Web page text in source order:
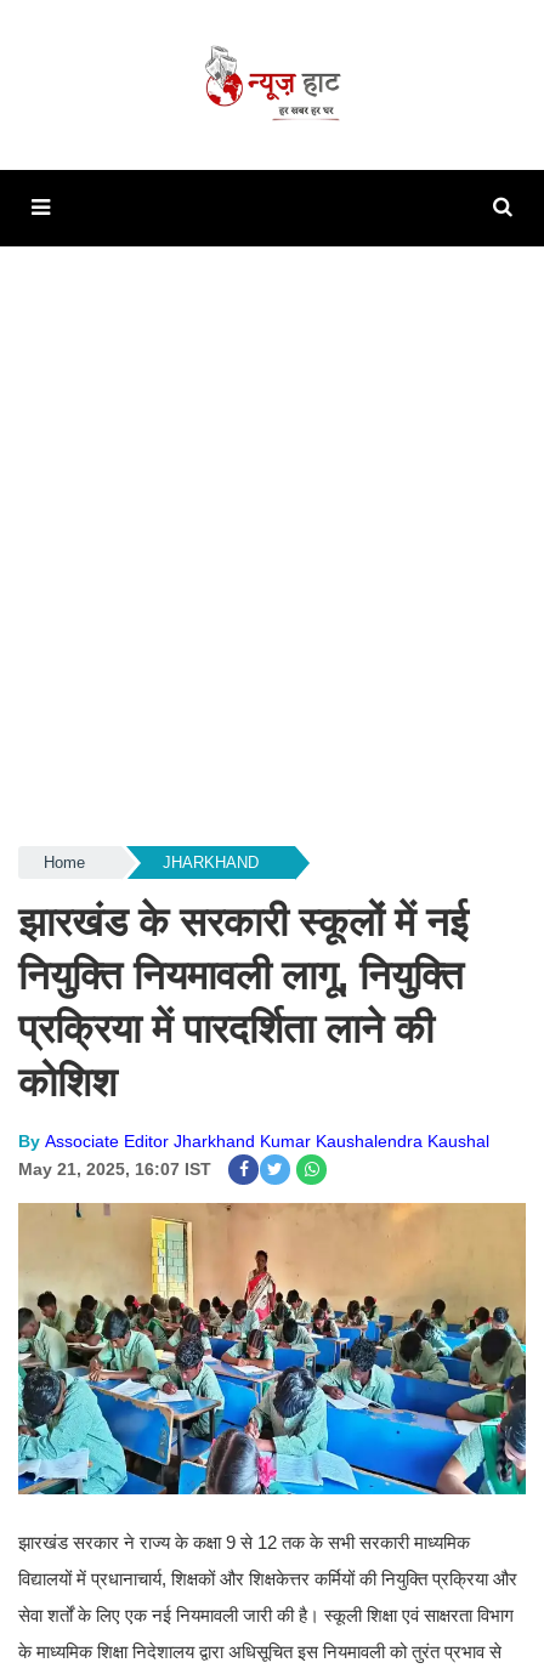
Home JHARKHAND
झारखंड के सरकारी स्कूलों में नई
नियुक्ति नियमावली लागू, नियुक्ति
प्रक्रिया में पारदर्शिता लाने की
कोशिश
By Associate Editor Jharkhand Kumar Kaushalendra Kaushal
May 21, 2025, 16:07 IST
झारखंड सरकार ने राज्य के कक्षा 9 से 12 तक के सभी सरकारी माध्यमिक
विद्यालयों में प्रधानाचार्य, शिक्षकों और शिक्षकेत्तर कर्मियों की नियुक्ति प्रक्रिया और
सेवा शर्तों के लिए एक नई नियमावली जारी की है। स्कूली शिक्षा एवं साक्षरता विभाग
के माध्यमिक शिक्षा निदेशालय द्वारा अधिसूचित इस नियमावली को तुरंत प्रभाव से